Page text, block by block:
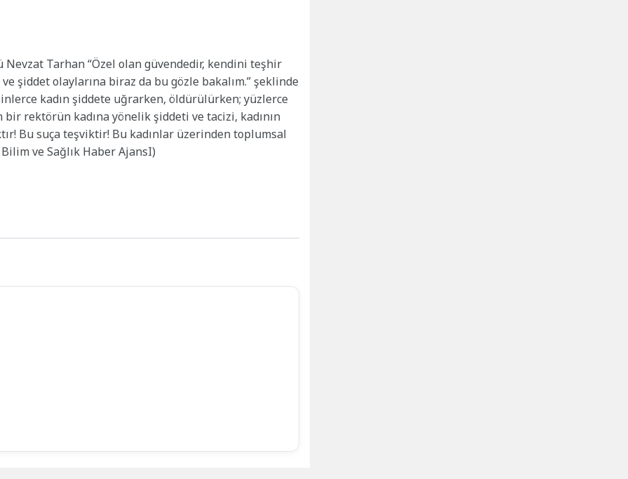
Nevzat Tarhan“Özel olan güvendedir, kendini teşhir
şiddet olaylarına biraz da bu gözle bakalım.” şeklinde
kadın şiddete uğrarken, öldürülürken; yüzlerce
rektörün kadına yönelik şiddeti ve tacizi, kadının
Bu suça teşviktir! Bu kadınlar üzerinden toplumsal
Bilim ve Sağlık Haber AjansI)